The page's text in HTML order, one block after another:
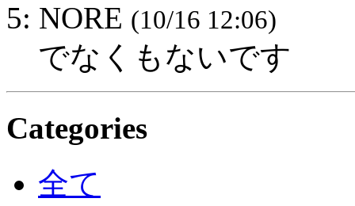
5: NORE (10/16 12:06)
でなくもないです
Categories
全て